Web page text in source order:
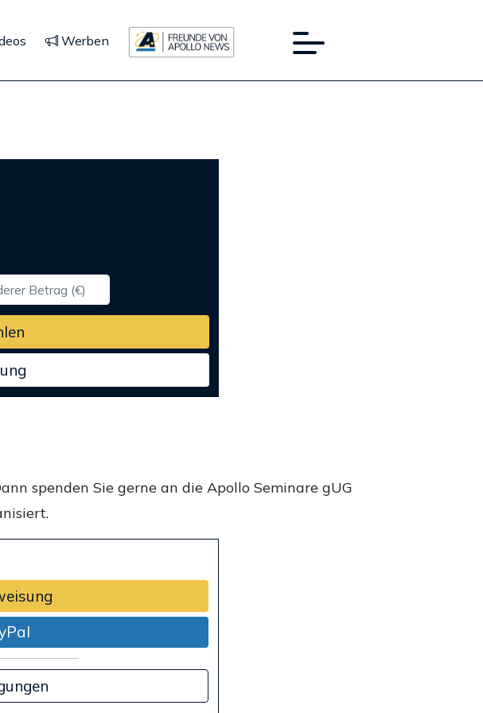
Werben
spenden Sie gerne an die Apollo Seminare gUG